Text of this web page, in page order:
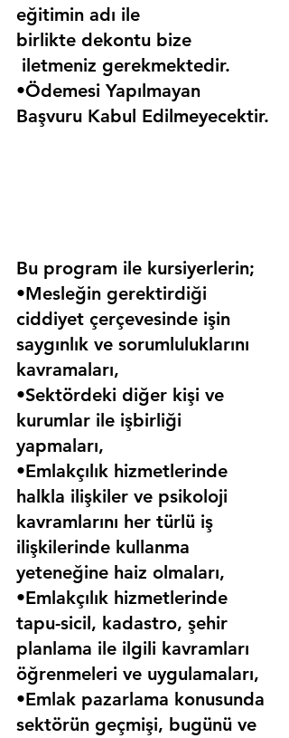
eğitimin adı ile
birlikte dekontu bize
iletmeniz gerekmektedir.
•Ödemesi Yapılmayan
Başvuru Kabul Edilmeyecektir.
Bu program ile kursiyerlerin;
•Mesleğin gerektirdiği
ciddiyet çerçevesinde işin
saygınlık ve sorumluluklarını
kavramaları,
•Sektördeki diğer kişi ve
kurumlar ile işbirliği
yapmaları,
•Emlakçılık hizmetlerinde
halkla ilişkiler ve psikoloji
kavramlarını her türlü iş
ilişkilerinde kullanma
yeteneğine haiz olmaları,
•Emlakçılık hizmetlerinde
tapu-sicil, kadastro, şehir
planlama ile ilgili kavramları
öğrenmeleri ve uygulamaları,
•Emlak pazarlama konusunda
sektörün geçmişi, bugünü ve